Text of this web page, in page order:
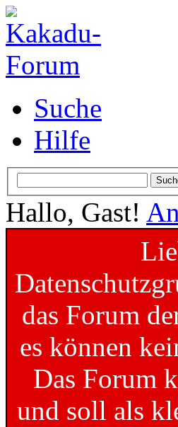
Suche
Hilfe
Hallo, Gast!
das Forum
es können
Das Forum
und soll als